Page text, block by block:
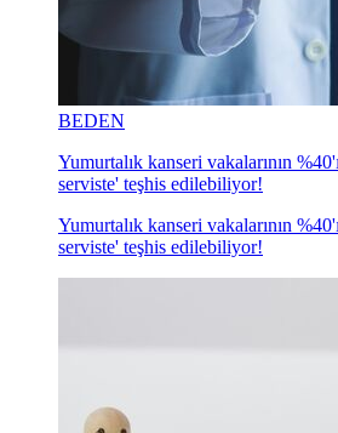
BEDEN
Yumurtalık kanseri vakalarının
serviste' teşhis edilebiliyor!
Yumurtalık kanseri vakalarının
serviste' teşhis edilebiliyor!